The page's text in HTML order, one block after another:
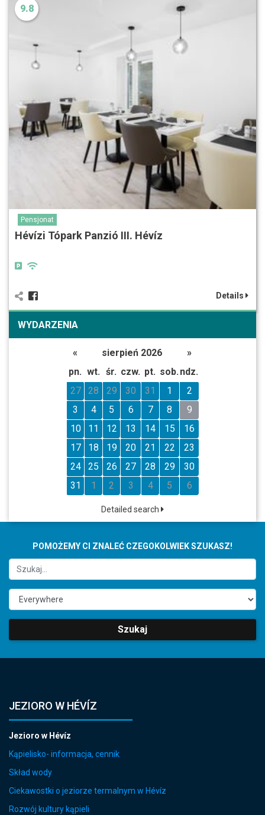
9.8
Pensjonat
Hévízi Tópark Panzió III. Hévíz
Details
WYDARZENIA
« sierpień 2026
»
pn. wt. śr. czw. pt. sob. ndz.
27
28 29 30 31 1
2
3
4 5 6 7 8
9
10
11 12 13 14 15
16
17
18 19 20 21 22
23
24
25 26 27 28 29
30
31
1 2 3 4 5 6
Detailed search
POMOŻEMY CI ZNALEĆ CZEGOKOLWIEK SZUKASZ!
Szukaj
JEZIORO W HÉVÍZ
Jezioro w Hévíz
Kąpielisko- informacja, cennik
Skład wody
Ciekawostki o jeziorze termalnym w Hévíz
Rozwój kultury kąpieli